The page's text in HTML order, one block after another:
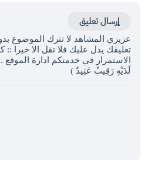
إرسال تعليق
عزيزي المشاهد لا تترك الموضوع
تعليقك يدل عليك فلا تقل الا خيرا ::
الاستمرار في خدمتكم ادارة
لَدَيْهِ رَقِيبٌ عَتِيدٌ )